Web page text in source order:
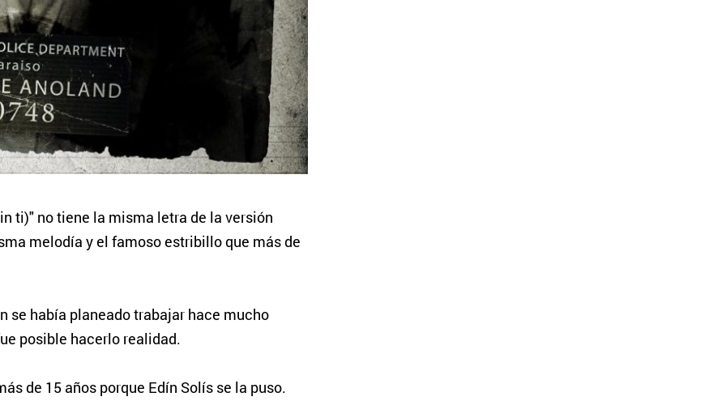
ti)" no tiene la misma letra de la versión
melodía y el famoso estribillo que más de
se había planeado trabajar hace mucho
posible hacerlo realidad.
de 15 años porque Edín Solís se la puso.